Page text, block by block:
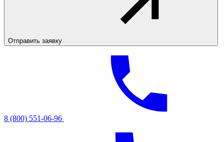
Отправить заявку
8 (800) 551-06-96